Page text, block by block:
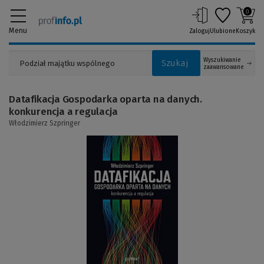
Menu
Szukaj
Wyszukiwanie
zaawansowane
ZalogujUlubione
0
Koszyk
Datafikacja Gospodarka oparta na danych.
konkurencja a regulacja
Włodzimierz Szpringer